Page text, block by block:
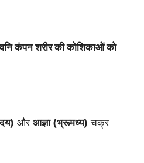
कंपन शरीर की कोशिकाओं को
और आज्ञा (भ्रूमध्य) चक्र